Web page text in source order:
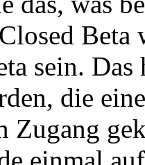
Beta
sein.
die
Zugang